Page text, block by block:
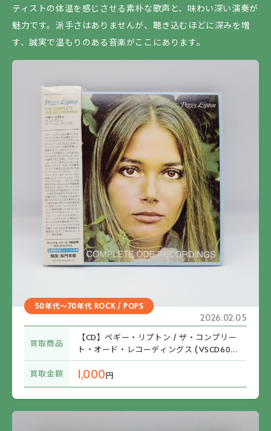
ティストの体温を感じさせる素朴な歌声と、味わい深い演奏が
魅力です。派手さはありませんが、聴き込むほどに深みを増
す、誠実で温もりのある音楽がここにあります。
50年代～70年代 ROCK / POPS
2026.02.05
買取商品
【CD】ペギー・リプトン / ザ・コンプリー
ト・オード・レコーディングス (VSCD606
0) 帯付
買取金額
1,000円